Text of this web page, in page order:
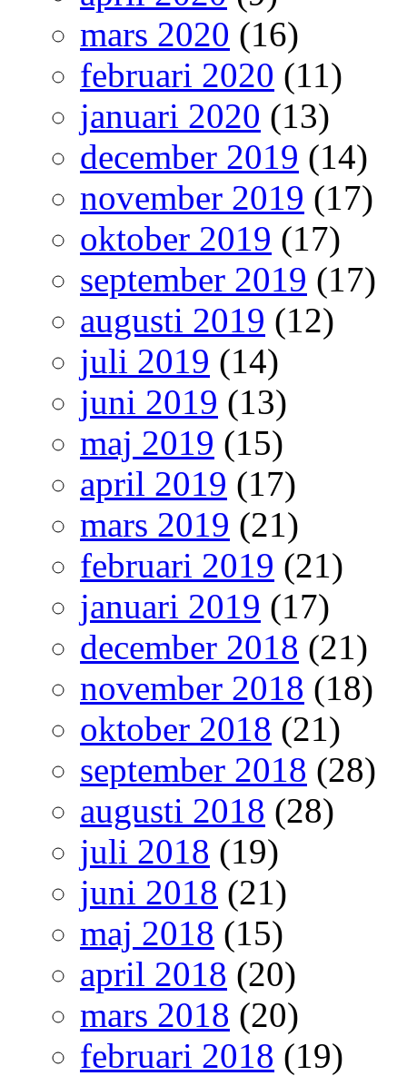
mars 2020 (16)
februari 2020 (11)
januari 2020 (13)
december 2019 (14)
november 2019 (17)
oktober 2019 (17)
september 2019 (17)
augusti 2019 (12)
juli 2019 (14)
juni 2019 (13)
maj 2019 (15)
april 2019 (17)
mars 2019 (21)
februari 2019 (21)
januari 2019 (17)
december 2018 (21)
november 2018 (18)
oktober 2018 (21)
september 2018 (28)
augusti 2018 (28)
juli 2018 (19)
juni 2018 (21)
maj 2018 (15)
april 2018 (20)
mars 2018 (20)
februari 2018 (19)